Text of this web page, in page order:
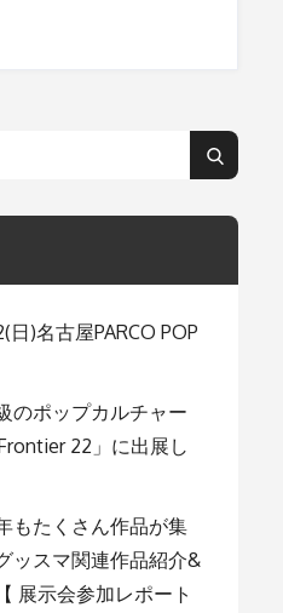
Search
日)名古屋PARCO POP
のポップカルチャー
22」に出展し
もたくさん作品が集
ッスマ関連作品紹介&
展示会参加レポート